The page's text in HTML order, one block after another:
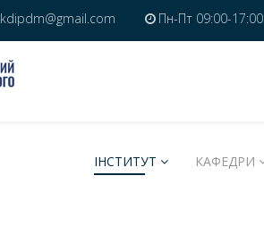
kdipdm@gmail.com Пн-Пт 09:00-17:00
ІНСТИТУТ КАФЕДРИ